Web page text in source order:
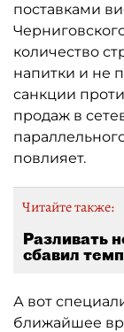
поставками
количество
напитки и не
санкции
продаж в
повлияет.
Читайте также:
Разливать
сбавил
А вот
ближайшее